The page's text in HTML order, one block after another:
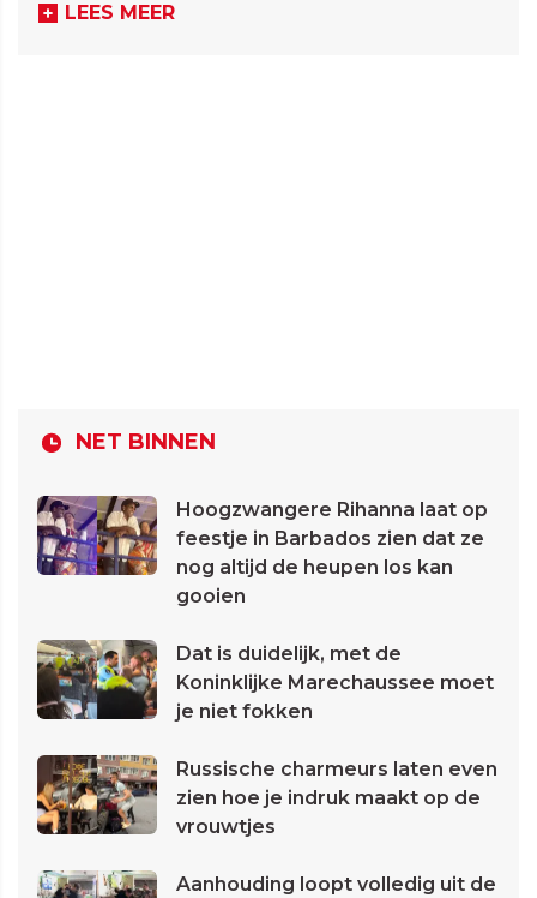
LEES MEER
NET BINNEN
Hoogzwangere Rihanna laat op
feestje in Barbados zien dat ze
nog altijd de heupen los kan
gooien
Dat is duidelijk, met de
Koninklijke Marechaussee moet
je niet fokken
Russische charmeurs laten even
zien hoe je indruk maakt op de
vrouwtjes
Aanhouding loopt volledig uit de